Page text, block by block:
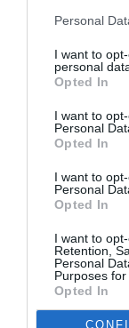
Personal
I want to
personal
Opted In
I want to
Personal
Opted In
I want to
Personal
Opted In
I want to
Retention,
Personal
Purposes for
Opted In
Concursul